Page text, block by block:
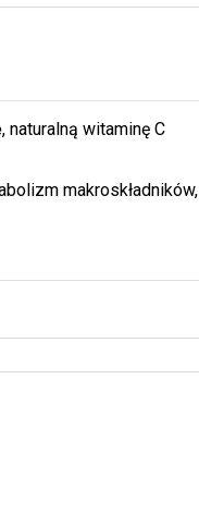
, naturalną witaminę C
makroskładników,